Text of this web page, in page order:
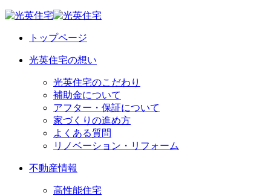
トップページ
光英住宅の想い
光英住宅のこだわり
補助金について
アフター・保証について
家づくりの進め方
よくある質問
リノベーション・リフォーム
不動産情報
高性能住宅